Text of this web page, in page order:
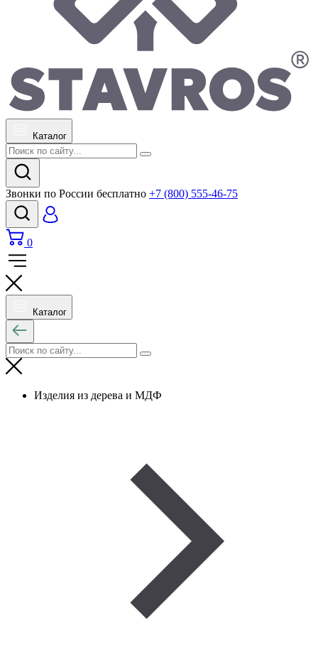
Каталог
Звонки по России бесплатно +7 (800) 555-46-75
0
Каталог
Изделия из дерева и МДФ